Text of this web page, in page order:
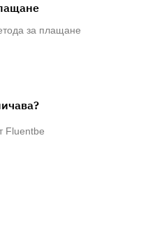
за плащане
Fluentbe